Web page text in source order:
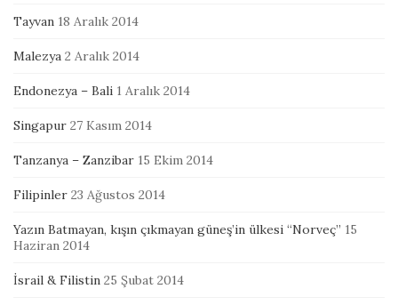
Tayvan 18 Aralık 2014
Malezya 2 Aralık 2014
Endonezya – Bali 1 Aralık 2014
Singapur 27 Kasım 2014
Tanzanya – Zanzibar 15 Ekim 2014
Filipinler 23 Ağustos 2014
Yazın Batmayan, kışın çıkmayan güneş’in ülkesi “Norveç” 15
Haziran 2014
İsrail & Filistin 25 Şubat 2014